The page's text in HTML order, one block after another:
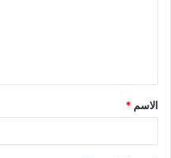
الاسم *